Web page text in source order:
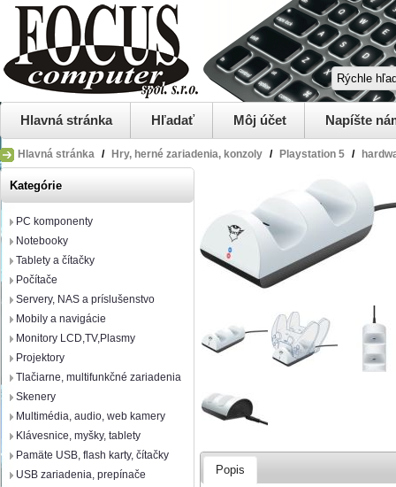
Hlavná stránka Hľadať Môj účet Napíšte
Hlavná stránka / Hry, herné zariadenia, konzoly / Playstation 5 /
Kategórie
PC komponenty
Notebooky
Tablety a čítačky
Počítače
Servery, NAS a príslušenstvo
Mobily a navigácie
Monitory LCD,TV,Plasmy
Projektory
Tlačiarne, multifunkčné zariadenia
Skenery
Multimédia, audio, web kamery
Klávesnice, myšky, tablety
Pamäte USB, flash karty, čítačky
USB zariadenia, prepínače
Popis